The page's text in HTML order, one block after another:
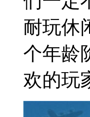
耐玩休
个年龄
欢的玩